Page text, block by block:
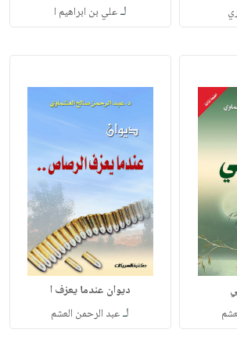
لـعلي بن ابراهيم ا
ديوان عندما يعزف ا
لـعبد الرحمن العشم